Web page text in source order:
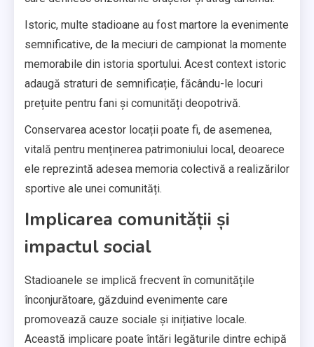
Istoric, multe stadioane au fost martore la evenimente
semnificative, de la meciuri de campionat la momente
memorabile din istoria sportului. Acest context istoric
adaugă straturi de semnificație, făcându-le locuri
prețuite pentru fani și comunități deopotrivă.
Conservarea acestor locații poate fi, de asemenea,
vitală pentru menținerea patrimoniului local, deoarece
ele reprezintă adesea memoria colectivă a realizărilor
sportive ale unei comunități.
Implicarea comunității și
impactul social
Stadioanele se implică frecvent în comunitățile
înconjurătoare, găzduind evenimente care
promovează cauze sociale și inițiative locale.
Această implicare poate întări legăturile dintre echipă